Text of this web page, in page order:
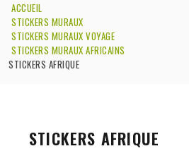
ACCUEIL
STICKERS MURAUX
STICKERS MURAUX VOYAGE
STICKERS MURAUX AFRICAINS
STICKERS AFRIQUE
STICKERS AFRIQUE